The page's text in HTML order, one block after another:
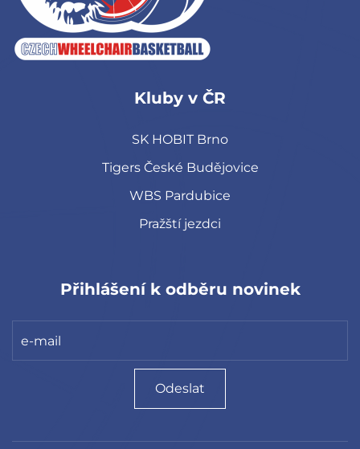
Kluby v ČR
SK HOBIT Brno
Tigers České Budějovice
WBS Pardubice
Pražští jezdci
Přihlášení k odběru novinek
Odeslat